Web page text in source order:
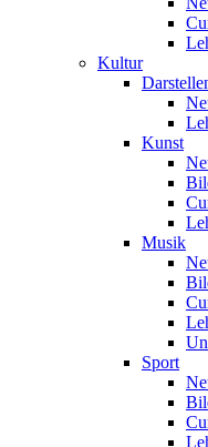
Kultur
Kunst
Musik
Sport